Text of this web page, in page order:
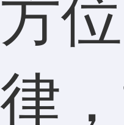
方
律